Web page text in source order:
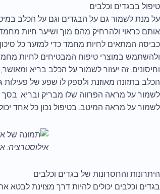
טיפול בבגדים וכלבים
על מנת לשמור גם על הבגדים וגם על הכלב
אותם כראוי ולהרחיק מהם מוך ושיער חיות
כביסה המתאים לחיות מחמד כדי למזער כל
ולהשתמש במוצרי טיפוח המבטיחים לחיות
וחיסונים. זה יעזור לשמור על הכלב בריא
הכלב בתזונה מאוזנת ולספק לו שפע של פעילות
לשמור על מראה הפרווה שלו מבריק ובריא.
לשמור על מראה המיטב. בטיפול נכון כל אחד
אילוסטרציה:
היתרונות והחסרונות של בגדים וכלבים
בגדים וכלבים יכולים להיות דרך מצוינת לבטא